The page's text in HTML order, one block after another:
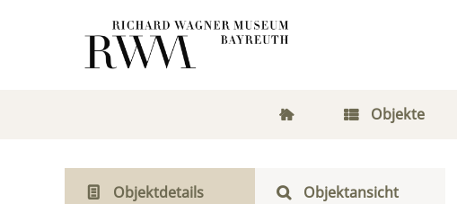
Objekte
Objektdetails Objektansicht